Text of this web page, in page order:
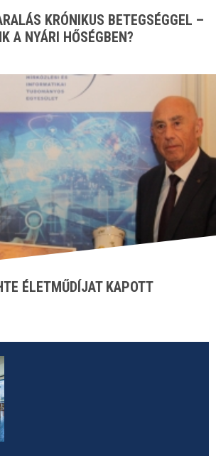
KRÓNIKUS BETEGSÉGGEL –
A NYÁRI HŐSÉGBEN?
ÉLETMŰDÍJAT KAPOTT